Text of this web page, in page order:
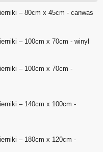
– 80cm x 45cm - canwas
– 100cm x 70cm - winyl
– 100cm x 70cm -
– 140cm x 100cm -
– 180cm x 120cm -